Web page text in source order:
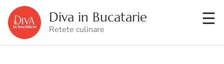
Diva in Bucatarie
Retete culinare